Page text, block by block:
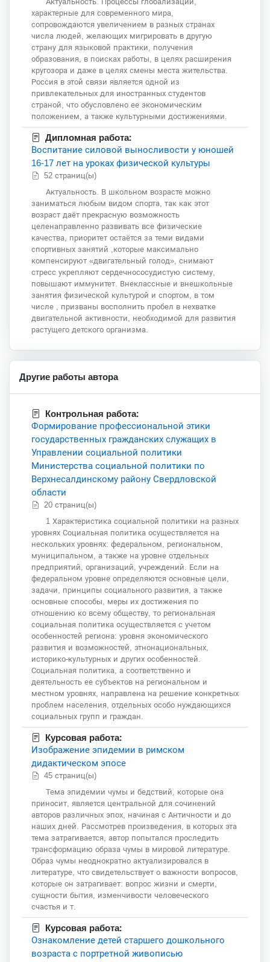
характерные для современного мира,
сопровождаются увеличением в разных странах
числа людей, желающих мигрировать в другую
страну для языковой практики, получения
образования, в поисках работы, в целях расширения
кругозора и даже в целях смены места жительства.
Россия в этой связи является одной из
привлекательных для иностранных студентов
страной, что обусловлено ее экономическим
положением, а также культурными достижениями.
Дипломная работа:
Воспитание силовой выносливости у юношей
16-17 лет на уроках физической культуры
52 страниц(ы)
Актуальность. В школьном возрасте можно
заниматься любым видом спорта, так как этот
возраст даёт прекрасную возможность
целенаправленно развивать все физические
качества, приоритет остаётся за теми видами
спортивных занятий ,которые максимально
компенсируют «двигательный голод», снимают
стресс укрепляют сердечнососудистую систему,
повышают иммунитет. Внеклассные и внешкольные
занятия физической культурой и спортом, в том
числе , призваны восполнить пробел в нехватке
двигательной активности, необходимой для развития
растущего детского организма.
Другие работы автора
Контрольная работа:
Формирование профессиональной этики
государственных гражданских служащих в
Управлении социальной политики
Министерства социальной политики по
Верхнесалдинскому району Свердловской
области
20 страниц(ы)
1 Характеристика социальной политики на разных
уровнях Социальная политика осуществляется на
нескольких уровнях: федеральном, региональном,
муниципальном, а также на уровне отдельных
предприятий, организаций, учреждений. Если на
федеральном уровне определяются основные цели,
задачи, принципы социального развития, а также
основные способы, меры их достижения по
отношению ко всему обществу, то региональная
социальная политика осуществляется с учетом
особенностей региона: уровня экономического
развития и возможностей, этнонациональных,
историко-культурных и других особенностей.
Социальная политика, а соответственно и
деятельность ее субъектов на региональном и
местном уровнях, направлена на решение конкретных
проблем населения, отдельных особо нуждающихся
социальных групп и граждан.
Курсовая работа:
Изображение эпидемии в римском
дидактическом эпосе
45 страниц(ы)
Тема эпидемии чумы и бедствий, которые она
приносит, является центральной для сочинений
авторов различных эпох, начиная с Античности и до
наших дней. Рассмотрев произведения, в которых эта
тема затрагивается, автор попытался проследить
трансформацию образа чумы в мировой литературе.
Образ чумы неоднократно актуализировался в
литературе, что свидетельствует о важности вопросов,
которые он затрагивает: вопрос жизни и смерти,
сущности бытия, изменчивости человеческого
счастья и т.
Курсовая работа:
Ознакомление детей старшего дошкольного
возраста с портретной живописью